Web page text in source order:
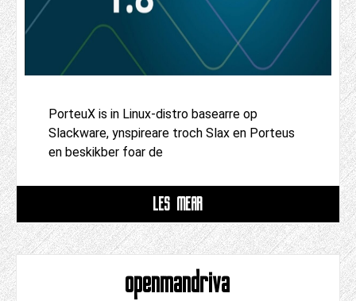
PorteuX is in Linux-distro basearre op
Slackware, ynspireare troch Slax en Porteus
en beskikber foar de
LÊS MEAR
openmandriva